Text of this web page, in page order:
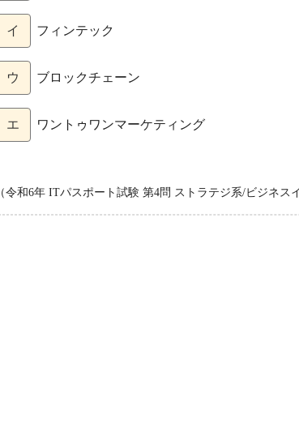
イ フィンテック
ウ ブロックチェーン
エ ワントゥワンマーケティング
（令和6年 ITパスポート試験 第4問 ストラテジ系/ビジネス